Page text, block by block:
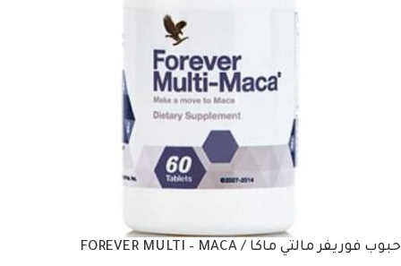
حبوب فوريفر مالتي ماكا / FOREVER MULTI – MACA